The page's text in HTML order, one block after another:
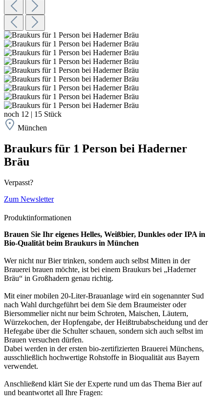
noch 12 | 15 Stück
München
Braukurs für 1 Person bei Haderner
Bräu
Verpasst?
Zum Newsletter
Produktinformationen
Brauen Sie Ihr eigenes Helles, Weißbier, Dunkles oder IPA in
Bio-Qualität beim Braukurs in München
Wer nicht nur Bier trinken, sondern auch selbst Mitten in der
Brauerei brauen möchte, ist bei einem Braukurs bei „Haderner
Bräu“ in Großhadern genau richtig.
Mit einer mobilen 20-Liter-Brauanlage wird ein sogenannter Sud
nach Wahl durchgeführt bei dem Sie dem Braumeister oder
Biersommelier nicht nur beim Schroten, Maischen, Läutern,
Würzekochen, der Hopfengabe, der Heißtrubabscheidung und der
Hefegabe über die Schulter schauen, sondern sich auch selbst im
Brauen versuchen dürfen.
Dabei werden in der ersten bio-zertifizierten Brauerei Münchens,
ausschließlich hochwertige Rohstoffe in Bioqualität aus Bayern
verwendet.
Anschließend klärt Sie der Experte rund um das Thema Bier auf
und beantwortet all Ihre Fragen: